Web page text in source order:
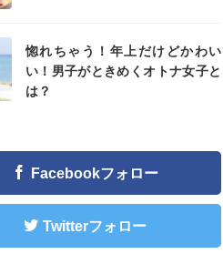
惚れちゃう！年上だけどかわい
い！男子がときめくオトナ女子と
は？
Facebookフォロー
Twitterフォロー